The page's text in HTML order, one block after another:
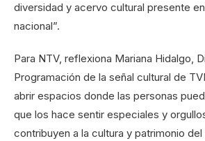
diversidad y acervo cultural presente
nacional”.
Para NTV, reflexiona Mariana Hidalgo,
Programación de la señal cultural de
abrir espacios donde las personas
que los hace sentir especiales y
contribuyen a la cultura y patrimonio